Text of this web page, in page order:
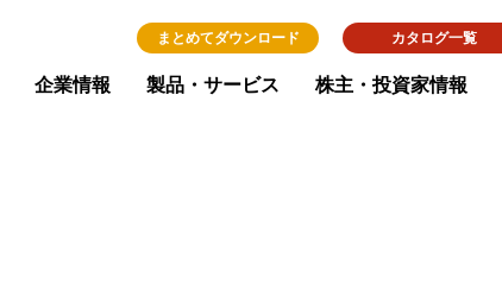
カタログ一覧
まとめてダウンロード
企業情報 製品・サービス 株主・投資家情報